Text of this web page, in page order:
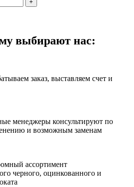
выбирают нас:
заказ, выставляем счет и
менеджеры консультируют по
и возможным заменам
ассортимент
черного, оцинкованного и